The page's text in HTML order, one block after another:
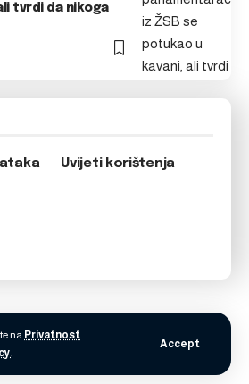
na Privatnost
.
Accept
tvrdi da nikoga
Uvijeti korištenja